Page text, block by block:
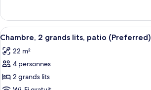
Suite,
patio
(Hill
Country,
Preferred)
Suite,
patio
(Hill
Preferred)
Afficher
toutes
les
photos
pour
Chambre, 2
6
Chambre, 2 grands lits, patio (Preferred)
22 m²
4 personnes
2 grands lits